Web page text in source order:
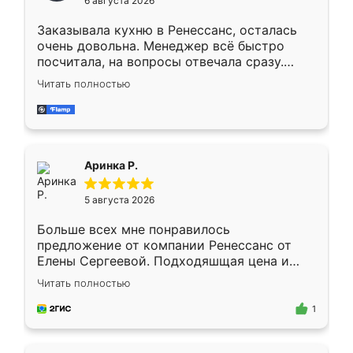
мебели буду заказывать только здесь.
Заказывала кухню в Ренессанс, осталась
очень довольна. Менеджер всё быстро
посчитала, на вопросы отвечала сразу.
Замерщик приехал в субботу, подошёл к
делу со всей ответственностью. Собрали
за день, ребята работали аккуратно, даже
Читать полностью
Аринка Р.
5 августа 2026
Больше всех мне понравилось
предложение от компании Ренессанс от
Елены Сергеевой. Подходяшщая цена и
короткие сроки изготовления. Приехавший
для замера сотрудник Владислав
предложил по моему эскизу самый
Читать полностью
1